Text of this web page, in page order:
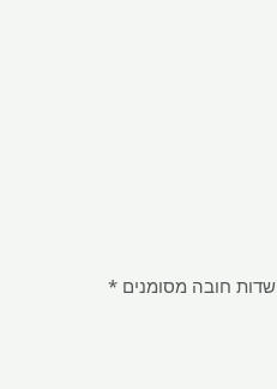
שדות חובה מסומנים *